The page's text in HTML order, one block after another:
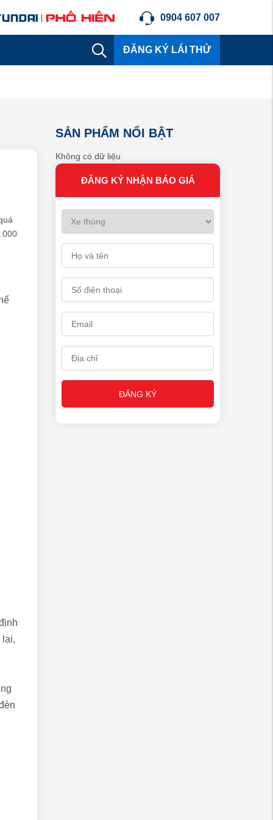
0904 607 007
ĐĂNG KÝ LÁI THỬ
lại,
SẢN PHẨM NỔI BẬT
Không có dữ liệu
ĐĂNG KÝ NHẬN BÁO GIÁ
ĐĂNG KÝ